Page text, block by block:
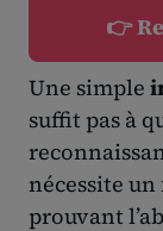
👉
Une simple
suffit pas à
nécessite un
prouvant